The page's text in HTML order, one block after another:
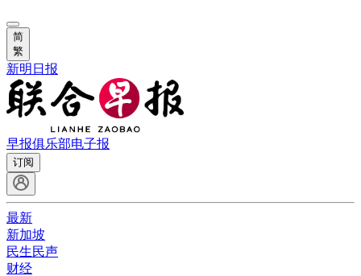
简
繁
新明日报
早报俱乐部电子报
订阅
最新
新加坡
民生民声
财经